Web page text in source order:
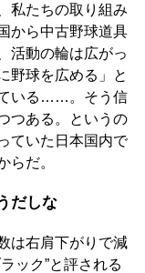
私たちの取り組み
から中古野球道具
活動の輪は広がっ
野球を広める」と
ている……。そう信
つある。というの
ていた日本国内で
らだ。
だしな
は右肩下がりで減
ック”と評される